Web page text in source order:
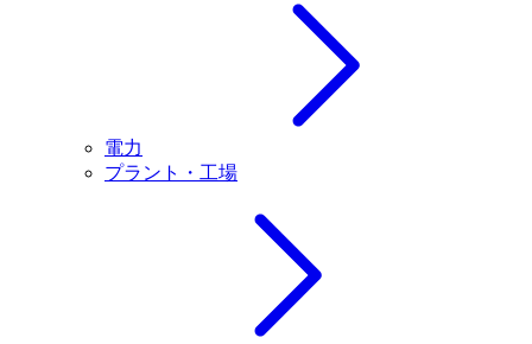
電力
プラント・工場